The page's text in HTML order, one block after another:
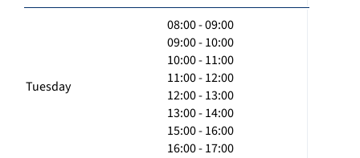
Tuesday
08:00 - 09:00
09:00 - 10:00
10:00 - 11:00
11:00 - 12:00
12:00 - 13:00
13:00 - 14:00
15:00 - 16:00
16:00 - 17:00